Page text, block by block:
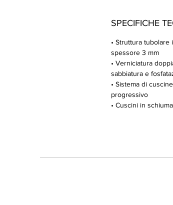
SPECIFICHE
• Struttura
spessore 3 mm
• Verniciatura
sabbiatura e
• Sistema di
progressivo
• Cuscini in